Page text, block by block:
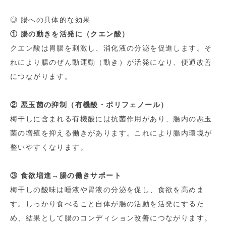
◎ 腸への具体的な効果
① 腸の動きを活発に（クエン酸）
クエン酸は胃腸を刺激し、消化液の分泌を促進します。そ
れにより腸のぜん動運動（動き）が活発になり、便通改善
につながります。
② 悪玉菌の抑制（有機酸・ポリフェノール）
梅干しに含まれる有機酸には抗菌作用があり、腸内の悪玉
菌の増殖を抑える働きがあります。これにより腸内環境が
整いやすくなります。
③ 食欲増進→腸の働きサポート
梅干しの酸味は唾液や胃液の分泌を促し、食欲を高めま
す。しっかり食べること自体が腸の活動を活発にするた
め、結果として腸のコンディション改善につながります。